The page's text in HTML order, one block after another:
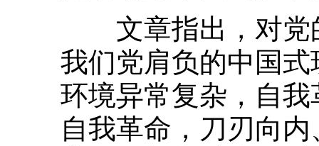
文章指出，对党
我们党肩负的中国
环境异常复杂，自
自我革命，刀刃向